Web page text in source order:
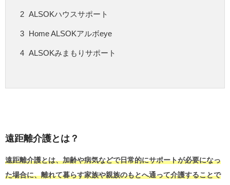
ALSOKハウスサポート
Home ALSOKアルボeye
ALSOKみまもりサポート
遠距離介護とは？
遠距離介護とは、加齢や病気などで日常的にサポートが必要になっ
た場合に、離れて暮らす家族や親族のもとへ通って介護することで